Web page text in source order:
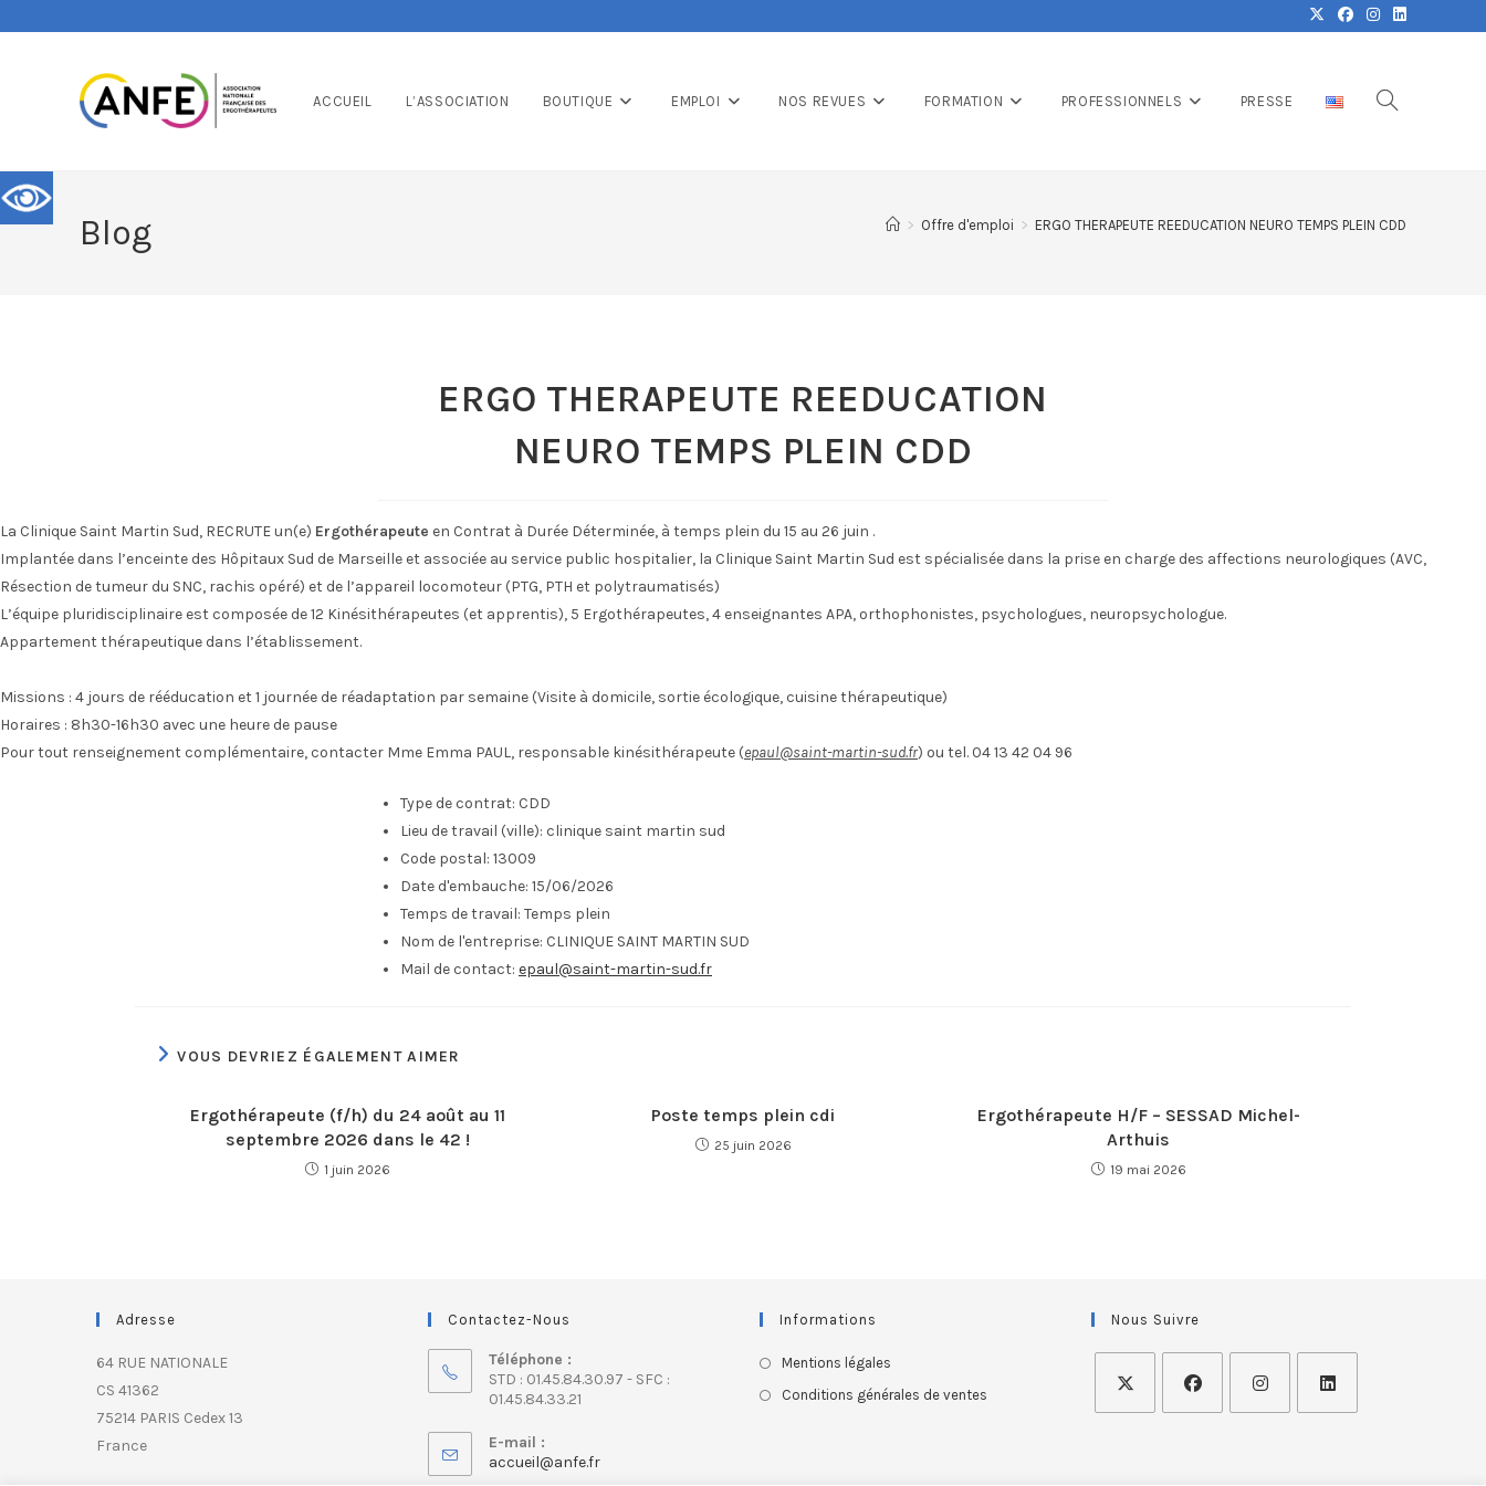
ACCUEIL L’ASSOCIATION BOUTIQUE EMPLOI NOS REVUES FORMATION PROFESSIONNELS PRESSE
Blog > Offre d'emploi > ERGO THERAPEUTE REEDUCATION NEURO TEMPS PLEIN CDD
ERGO THERAPEUTE REEDUCATION
NEURO TEMPS PLEIN CDD
La Clinique Saint Martin Sud, RECRUTE un(e) Ergothérapeute en Contrat à Durée Déterminée, à temps plein du 15 au 26 juin .
Implantée dans l’enceinte des Hôpitaux Sud de Marseille et associée au service public hospitalier, la Clinique Saint Martin Sud est spécialisée dans la prise en charge des affections neurologiques (AVC,
Résection de tumeur du SNC, rachis opéré) et de l’appareil locomoteur (PTG, PTH et polytraumatisés)
L’équipe pluridisciplinaire est composée de 12 Kinésithérapeutes (et apprentis), 5 Ergothérapeutes, 4 enseignantes APA, orthophonistes, psychologues, neuropsychologue.
Appartement thérapeutique dans l’établissement.
Missions : 4 jours de rééducation et 1 journée de réadaptation par semaine (Visite à domicile, sortie écologique, cuisine thérapeutique)
Horaires : 8h30-16h30 avec une heure de pause
Pour tout renseignement complémentaire, contacter Mme Emma PAUL, responsable kinésithérapeute (epaul@saint-martin-sud.fr) ou tel. 04 13 42 04 96
Type de contrat: CDD
Lieu de travail (ville): clinique saint martin sud
Code postal: 13009
Date d'embauche: 15/06/2026
Temps de travail: Temps plein
Nom de l'entreprise: CLINIQUE SAINT MARTIN SUD
Mail de contact: epaul@saint-martin-sud.fr
VOUS DEVRIEZ ÉGALEMENT AIMER
Ergothérapeute (f/h) du 24 août au 11
septembre 2026 dans le 42 !
1 juin 2026
Poste temps plein cdi
25 juin 2026
Ergothérapeute H/F – SESSAD Michel-
Arthuis
19 mai 2026
Adresse
64 RUE NATIONALE
CS 41362
75214 PARIS Cedex 13
France
Contactez-Nous
Téléphone :
STD : 01.45.84.30.97 - SFC :
01.45.84.33.21
E-mail :
accueil@anfe.fr
Informations
Mentions légales
Conditions générales de ventes
Nous Suivre